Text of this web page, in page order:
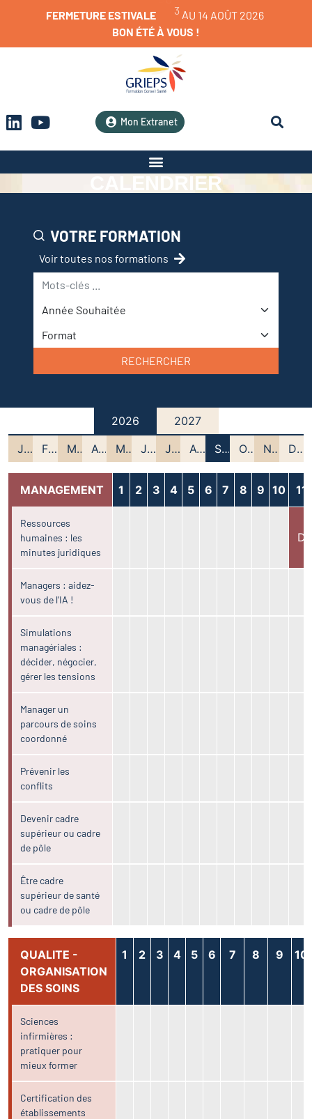
FERMETURE ESTIVALE
BON ÉTÉÀ VOUS !
Mon Extranet
CALENDRIER
VOTRE FORMATION
Voir toutes nos formations
RECHERCHER
2026
2027
JANV
FEV MARS AVRIL MAI JUIN JUIL AOUT SEPT OCT NOV DEC
MANAGEMENT 1 2 3 4 5 6 7 8 9 10 11
Ressources
humaines : les
minutes juridiques
D
Managers : aidez-
vous de l’IA !
Simulations
managériales :
décider, négocier,
gérer les tensions
Manager un
parcours de soins
coordonné
Prévenir les
conflits
Devenir cadre
supérieur ou cadre
de pôle
Être cadre
supérieur de santé
ou cadre de pôle
QUALITE -
ORGANISATION
DES SOINS
1 2 3 4 5 6 7 8 9 10
Sciences
infirmières :
pratiquer pour
mieux former
Certification des
établissements